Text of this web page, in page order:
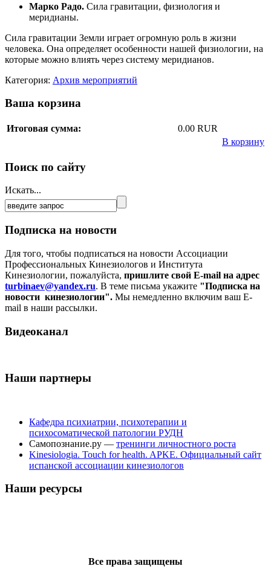
Марко Радо. Сила гравитации, физиология и
меридианы.
Сила гравитации Земли играет огромную роль в жизни
человека. Она определяет особенности нашей физиологии, на
которые можно влиять через систему меридианов.
Категория: Архив мероприятий
Ваша корзина
Итоговая сумма:
0.00 RUR
В корзину
Поиск по сайту
Искать...
Подписка на новости
Для того, чтобы подписаться на новости Ассоциации
Профессиональных Кинезиологов и Института
Кинезиологии, пожалуйста, пришлите свой E-mail на адрес
turbinaev@yandex.ru. В теме письма укажите "Подписка на
новости кинезиологии". Мы немедленно включим ваш E-
mail в наши рассылки.
Видеоканал
Наши партнеры
Кафедра психиатрии, психотерапии и
психосоматической патологии РУДН
Самопознание.ру — тренинги личностного роста
Kinesiologia. Touch for health. APKE. Официальный сайт
испанской ассоциации кинезиологов
Наши ресурсы
Все права защищены